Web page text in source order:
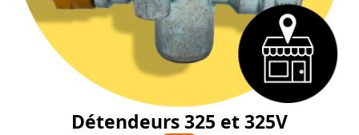
Détendeurs 325 et 325V